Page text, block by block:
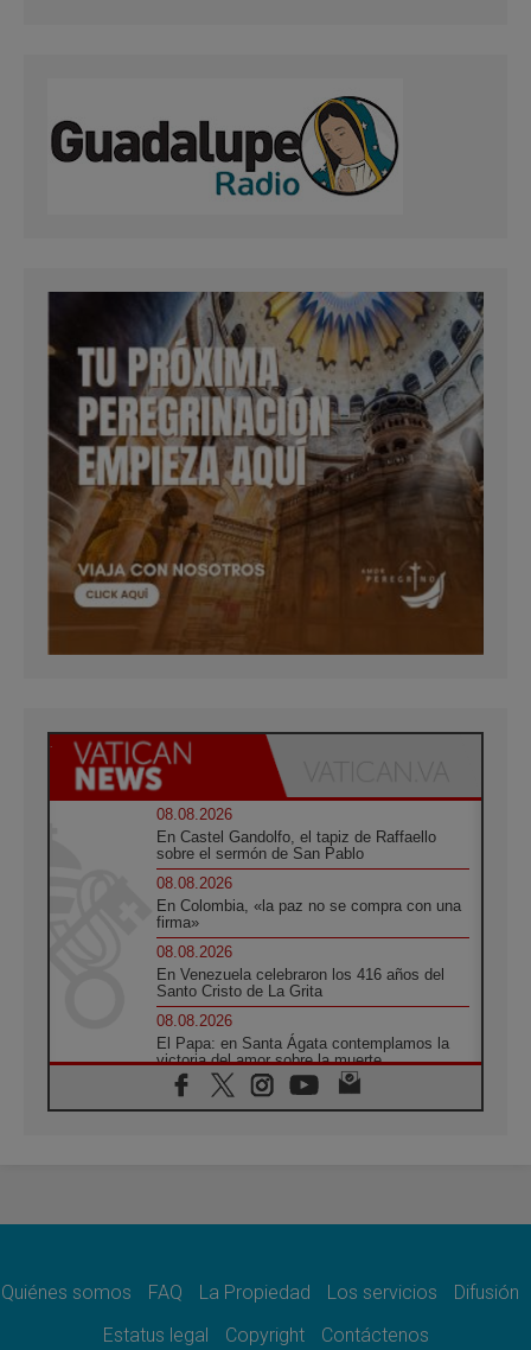
08.08.2026
En Castel Gandolfo, el tapiz de Raffaello
sobre el sermón de San Pablo
08.08.2026
En Colombia, «la paz no se compra con una
firma»
08.08.2026
En Venezuela celebraron los 416 años del
Santo Cristo de La Grita
08.08.2026
El Papa: en Santa Ágata contemplamos la
victoria del amor sobre la muerte
08.08.2026
León XIV visitará el Santuario de la Madre
07.08.2026
07.08.2026
el compromiso del cristiano"
Quiénes somos FAQ La Propiedad Los servicios
Difusión
Estatus legal
Copyright Contáctenos